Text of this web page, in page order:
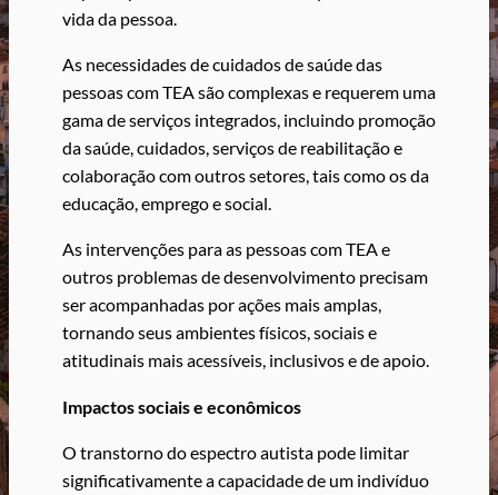
vida da pessoa.
As necessidades de cuidados de saúde das
pessoas com TEA são complexas e requerem uma
gama de serviços integrados, incluindo promoção
da saúde, cuidados, serviços de reabilitação e
colaboração com outros setores, tais como os da
educação, emprego e social.
As intervenções para as pessoas com TEA e
outros problemas de desenvolvimento precisam
ser acompanhadas por ações mais amplas,
tornando seus ambientes físicos, sociais e
atitudinais mais acessíveis, inclusivos e de apoio.
Impactos sociais e econômicos
O transtorno do espectro autista pode limitar
significativamente a capacidade de um indivíduo